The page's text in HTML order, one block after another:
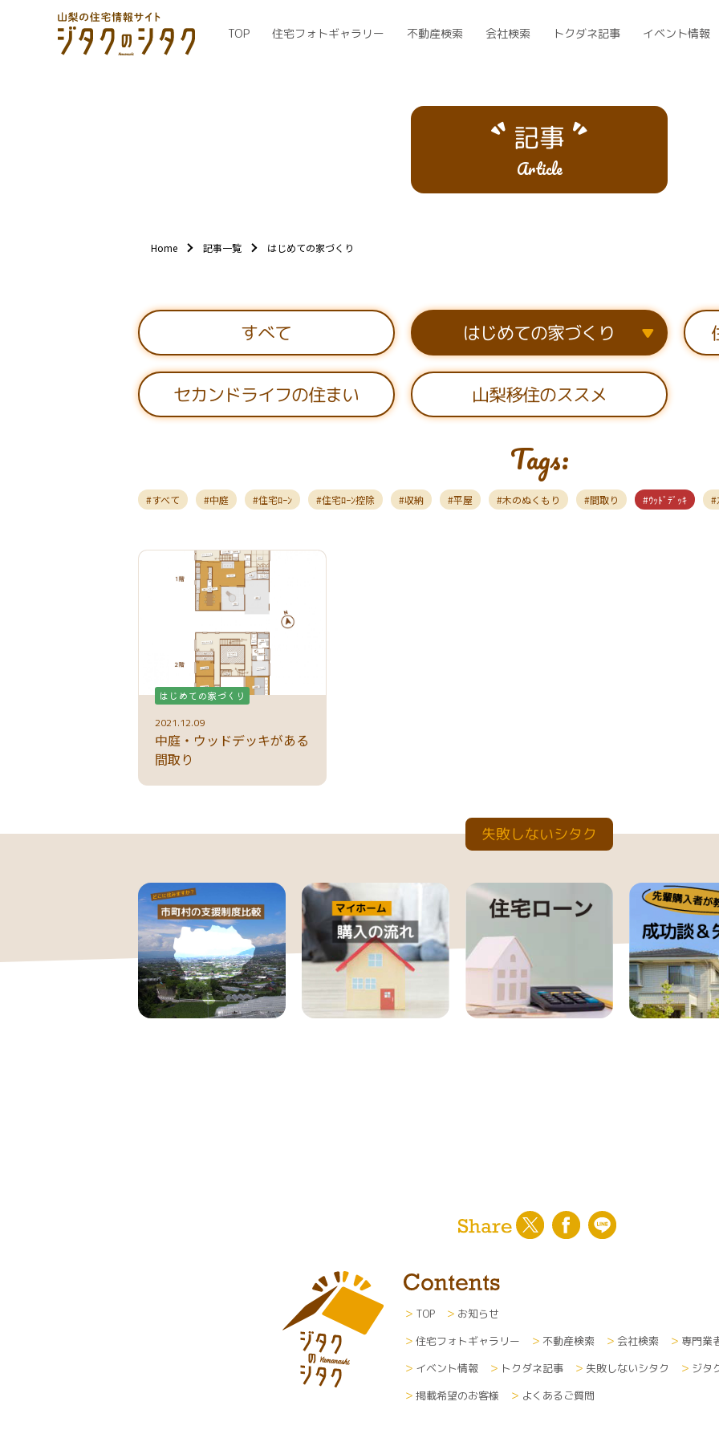
TOP 住宅フォトギャラリー 不動産検索 会社検索 トクダネ記事 イベント情報
記事
Article
Home 記事一覧 はじめての家づくり
すべて はじめての家づくり
セカンドライフの住まい 山梨移住のススメ
Tags:
すべて 中庭 住宅ﾛｰﾝ 住宅ﾛｰﾝ控除 収納 平屋 木のぬくもり 間取り ｳｯﾄﾞﾃﾞｯｷ
はじめての家づくり
2021.12.09
中庭・ウッドデッキがある
間取り
失敗しないシタク
TOP
お知らせ
住宅フォトギャラリー
不動産検索 会社検索
専門業
イベント情報
トクダネ記事 失敗しないシタク
ジタ
掲載希望のお客様
よくあるご質問